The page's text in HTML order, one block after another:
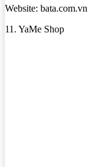
Website: bata.com.vn
11. YaMe Shop